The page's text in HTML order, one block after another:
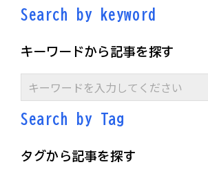
Search by keyword
キーワードから記事を探す
Search by Tag
タグから記事を探す